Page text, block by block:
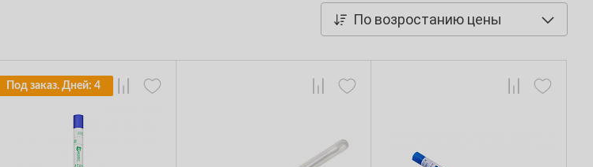
По возростанию цены
Под заказ. Дней: 4